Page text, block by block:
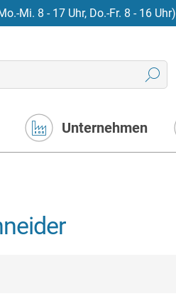
Mi. 8 - 17 Uhr, Do.-Fr. 8 - 16 Uhr)
Unternehmen